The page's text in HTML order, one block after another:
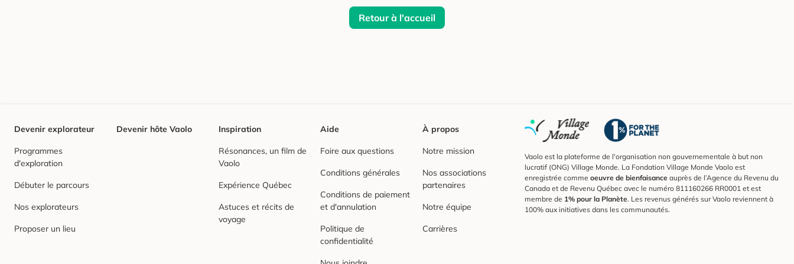
Retour à l'accueil
Devenir explorateur
Programmes
d'exploration
Débuter le parcours
Nos explorateurs
Proposer un lieu
Devenir hôte Vaolo Inspiration
Résonances, un film de
Vaolo
Expérience Québec
Astuces et récits de
voyage
Aide
Foire aux questions
Conditions générales
Conditions de paiement
et d'annulation
Politique de
confidentialité
À propos
Notre mission
Nos associations
partenaires
Notre équipe
Carrières
Vaolo est la plateforme de l'organisation non gouvernementale à but non
lucratif (ONG) Village Monde. La Fondation Village Monde Vaolo est
enregistrée comme oeuvre de bienfaisance auprès de l’Agence du Revenu du
Canada et de Revenu Québec avec le numéro 811160266 RR0001 et est
membre de 1% pour la Planète. Les revenus générés sur Vaolo reviennent à
100% aux initiatives dans les communautés.